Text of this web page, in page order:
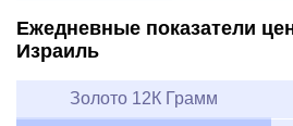
Ежедневные показатели
Израиль
Золото 12К Грамм